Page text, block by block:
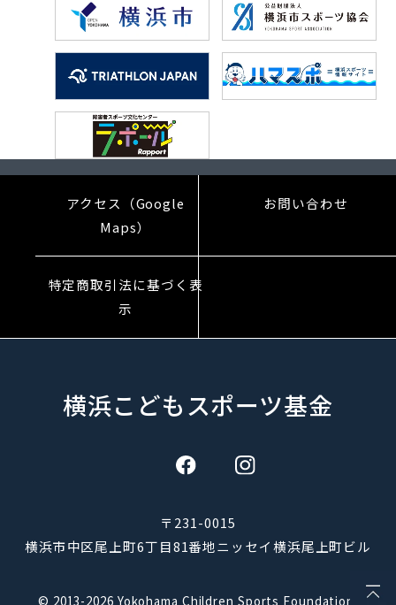
アクセス（Google
Maps）
お問い合わせ
特定商取引法に基づく表
示
横浜こどもスポーツ基金
〒231-0015
横浜市中区尾上町6丁目81番地ニッセイ横浜尾上町ビル
© 2013-2026 Yokohama Children Sports Foundation.